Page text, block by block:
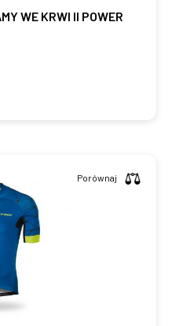
WE KRWI II POWER
Porównaj